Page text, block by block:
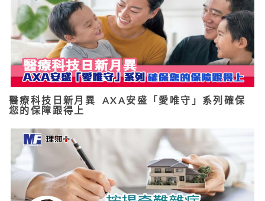
醫療科技日新月異 AXA安盛「愛唯守」系列確保
您的保障跟得上